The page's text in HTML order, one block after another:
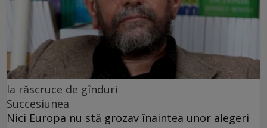
la răscruce de gînduri
Succesiunea
Nici Europa nu stă grozav înaintea unor alegeri